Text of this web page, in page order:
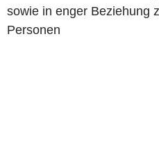
sowie in enger Beziehung
Personen